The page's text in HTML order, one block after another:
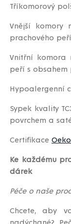
Tříkomorový
Vnější komory
prachového
Vnitřní komora
peří s obsahem
Hypoalergenní
Sypek kvality
povrchem a
Certifikace
Ke každému
dárek
Péče o naše
Chcete, aby
nadýchané?